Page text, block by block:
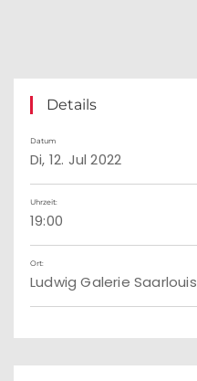
Details
Datum
Di, 12. Jul 2022
Uhrzeit:
19:00
Ort:
Ludwig Galerie Saarlouis